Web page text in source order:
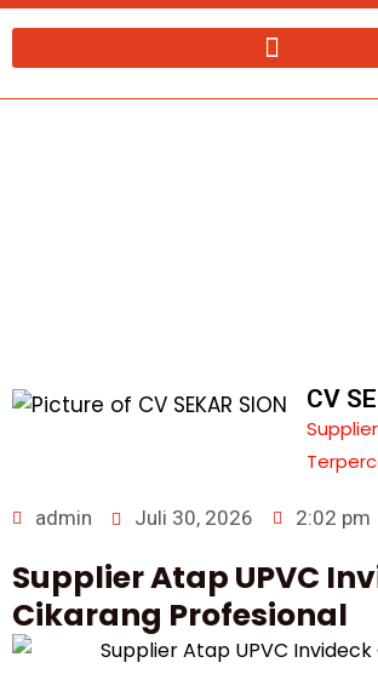
Lewati
CV
admin Juli 30, 2026 2:02 pm
Supplier Atap UPVC
Cikarang Profesional